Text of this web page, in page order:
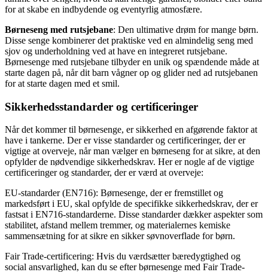
for at skabe en indbydende og eventyrlig atmosfære.
Børneseng med rutsjebane: Den ultimative drøm for mange børn.
Disse senge kombinerer det praktiske ved en almindelig seng med
sjov og underholdning ved at have en integreret rutsjebane.
Børnesenge med rutsjebane tilbyder en unik og spændende måde at
starte dagen på, når dit barn vågner op og glider ned ad rutsjebanen
for at starte dagen med et smil.
Sikkerhedsstandarder og certificeringer
Når det kommer til børnesenge, er sikkerhed en afgørende faktor at
have i tankerne. Der er visse standarder og certificeringer, der er
vigtige at overveje, når man vælger en børneseng for at sikre, at den
opfylder de nødvendige sikkerhedskrav. Her er nogle af de vigtige
certificeringer og standarder, der er værd at overveje:
EU-standarder (EN716): Børnesenge, der er fremstillet og
markedsført i EU, skal opfylde de specifikke sikkerhedskrav, der er
fastsat i EN716-standarderne. Disse standarder dækker aspekter som
stabilitet, afstand mellem tremmer, og materialernes kemiske
sammensætning for at sikre en sikker søvnoverflade for børn.
Fair Trade-certificering: Hvis du værdsætter bæredygtighed og
social ansvarlighed, kan du se efter børnesenge med Fair Trade-